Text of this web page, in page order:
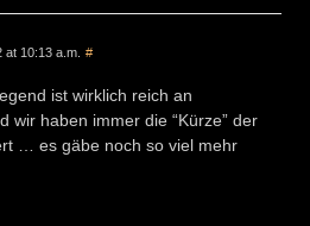
at 10:13 a.m. #
ist wirklich reich an
wir haben immer die “Kürze” der
… es gäbe noch so viel mehr